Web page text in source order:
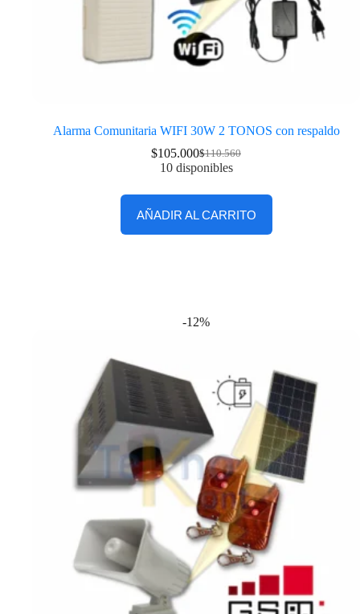
Alarma Comunitaria WIFI 30W 2 TONOS con respaldo
$110.560
$105.000
10 disponibles
AÑADIR AL CARRITO
-12%